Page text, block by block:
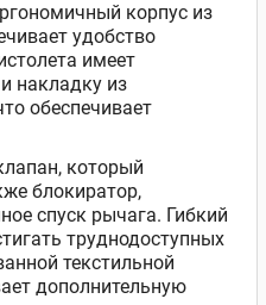
корпус из
удобство
имеет
накладку из
обеспечивает
который
блокиратор,
спуск рычага. Гибкий
труднодоступных
текстильной
дополнительную